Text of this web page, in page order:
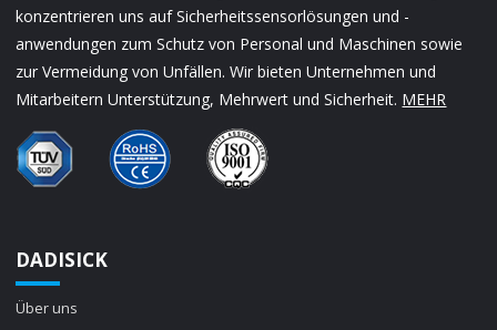
konzentrieren uns auf Sicherheitssensorlösungen und -
anwendungen zum Schutz von Personal und Maschinen sowie
zur Vermeidung von Unfällen. Wir bieten Unternehmen und
Mitarbeitern Unterstützung, Mehrwert und Sicherheit. MEHR
DADISICK
Über uns